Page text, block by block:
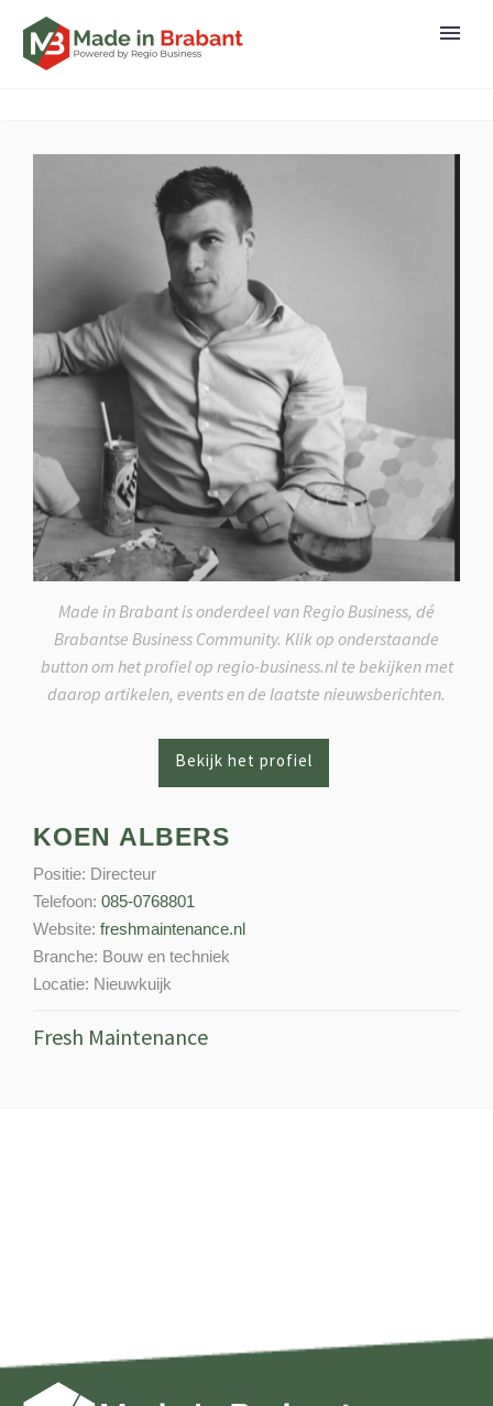
Made in Brabant is onderdeel van Regio Business, dé
Brabantse Business Community. Klik op onderstaande
button om het profiel op regio-business.nl te bekijken met
daarop artikelen, events en de laatste nieuwsberichten.
KOEN ALBERS
Positie: Directeur
Telefoon: 085-0768801
Website: freshmaintenance.nl
Branche: Bouw en techniek
Locatie: Nieuwkuijk
Fresh Maintenance